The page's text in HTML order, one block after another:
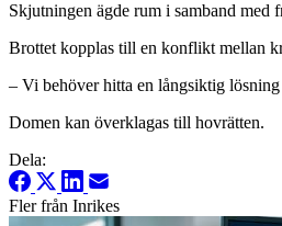
Skjutningen ägde rum i samband med
Brottet kopplas till en konflikt mellan
– Vi behöver hitta en långsiktig
Domen kan överklagas till hovrätten.
Dela:
Fler från Inrikes